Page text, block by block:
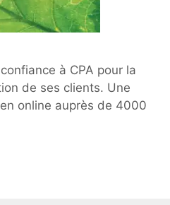
à CPA pour la
de ses clients. Une
online auprès de 4000